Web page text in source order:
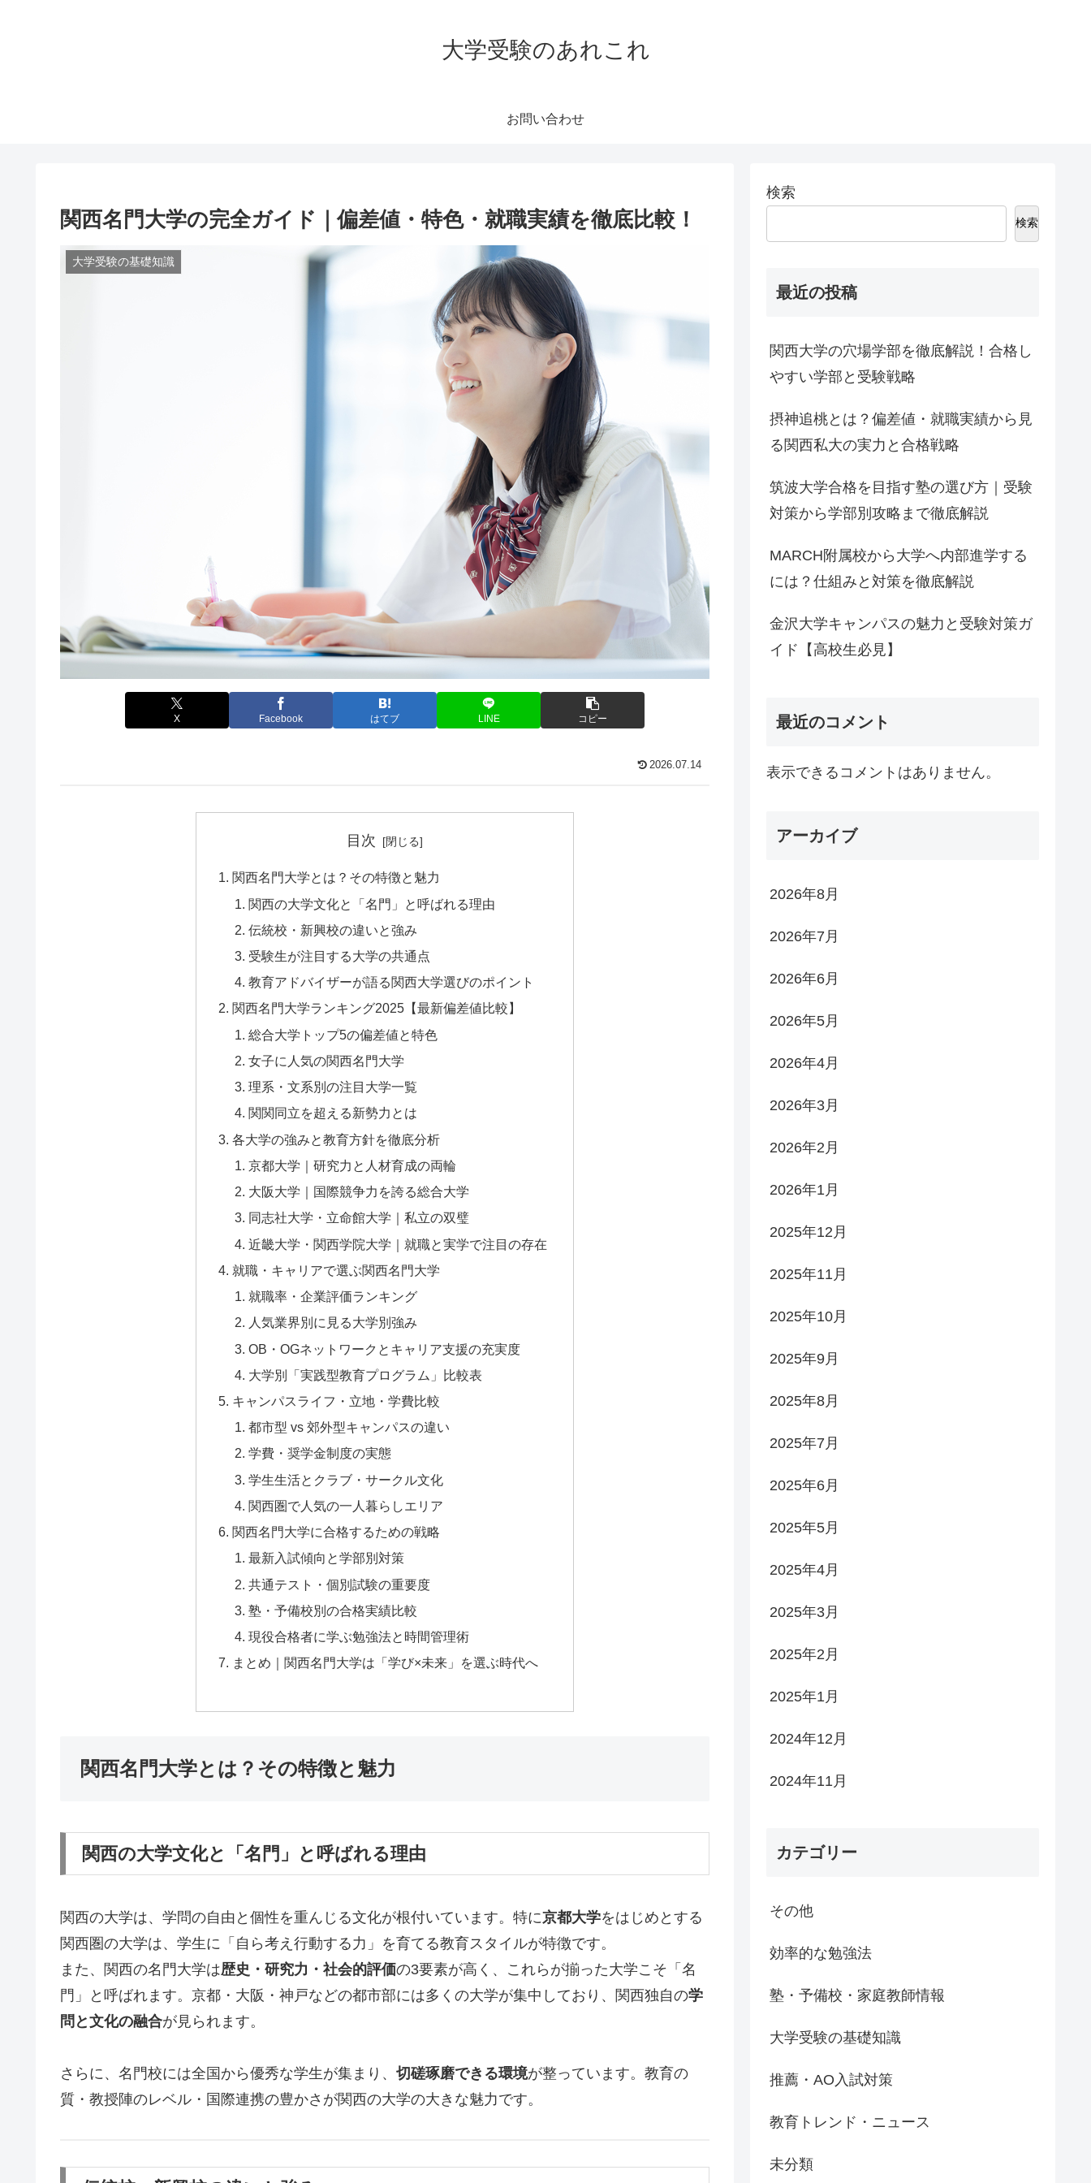
大学受験のあれこれ
お問い合わせ
関西名門大学の完全ガイド｜偏差値・特色・就職実績を徹底比較！
大学受験の基礎知識
X Facebook はてブ LINE コピー
2026.07.14
目次
関西名門大学とは？その特徴と魅力
関西の大学文化と「名門」と呼ばれる理由
伝統校・新興校の違いと強み
受験生が注目する大学の共通点
教育アドバイザーが語る関西大学選びのポイント
関西名門大学ランキング2025【最新偏差値比較】
総合大学トップ5の偏差値と特色
女子に人気の関西名門大学
理系・文系別の注目大学一覧
関関同立を超える新勢力とは
各大学の強みと教育方針を徹底分析
京都大学｜研究力と人材育成の両輪
大阪大学｜国際競争力を誇る総合大学
同志社大学・立命館大学｜私立の双璧
近畿大学・関西学院大学｜就職と実学で注目の存在
就職・キャリアで選ぶ関西名門大学
就職率・企業評価ランキング
人気業界別に見る大学別強み
OB・OGネットワークとキャリア支援の充実度
大学別「実践型教育プログラム」比較表
キャンパスライフ・立地・学費比較
都市型 vs 郊外型キャンパスの違い
学費・奨学金制度の実態
学生生活とクラブ・サークル文化
関西圏で人気の一人暮らしエリア
関西名門大学に合格するための戦略
最新入試傾向と学部別対策
共通テスト・個別試験の重要度
塾・予備校別の合格実績比較
現役合格者に学ぶ勉強法と時間管理術
まとめ｜関西名門大学は「学び×未来」を選ぶ時代へ
関西名門大学とは？その特徴と魅力
関西の大学文化と「名門」と呼ばれる理由
関西の大学は、学問の自由と個性を重んじる文化が根付いています。特に京都大学をはじめとする
関西圏の大学は、学生に「自ら考え行動する力」を育てる教育スタイルが特徴です。
また、関西の名門大学は歴史・研究力・社会的評価の3要素が高く、これらが揃った大学こそ「名
門」と呼ばれます。京都・大阪・神戸などの都市部には多くの大学が集中しており、関西独自の学
問と文化の融合が見られます。
さらに、名門校には全国から優秀な学生が集まり、 切磋琢磨できる環境が整っています。教育の
質・教授陣のレベル・国際連携の豊かさが関西の大学の大きな魅力です。
検索
検索
最近の投稿
関西大学の穴場学部を徹底解説！合格し
やすい学部と受験戦略
摂神追桃とは？偏差値・就職実績から見
る関西私大の実力と合格戦略
筑波大学合格を目指す塾の選び方｜受験
対策から学部別攻略まで徹底解説
MARCH附属校から大学へ内部進学する
には？仕組みと対策を徹底解説
金沢大学キャンパスの魅力と受験対策ガ
イド【高校生必見】
最近のコメント
表示できるコメントはありません。
アーカイブ
2026年8月
2026年7月
2026年6月
2026年5月
2026年4月
2026年3月
2026年2月
2026年1月
2025年12月
2025年11月
2025年10月
2025年9月
2025年8月
2025年7月
2025年6月
2025年5月
2025年4月
2025年3月
2025年2月
2025年1月
2024年12月
2024年11月
カテゴリー
その他
効率的な勉強法
塾・予備校・家庭教師情報
大学受験の基礎知識
推薦・AO入試対策
教育トレンド・ニュース
未分類